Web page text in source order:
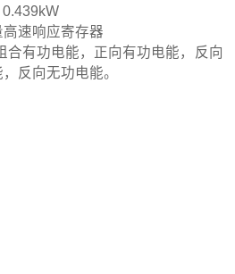
速响应寄存器
合有功电能，正向有功电能，反向
反向无功电能。